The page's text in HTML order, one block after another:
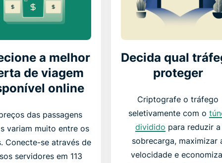
a melhor
de viagem
online
das passagens
variam muito entre os
Conecte-se através de
servidores em 113
Decida qual
proteger
Criptografe o tráfego
seletivamente com o
dividido para reduzir a
sobrecarga, maximizar
velocidade e